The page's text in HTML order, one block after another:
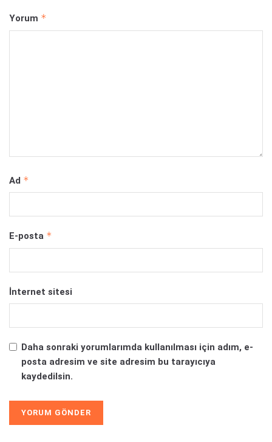
Yorum *
Ad *
E-posta *
İnternet sitesi
Daha sonraki yorumlarımda kullanılması için adım, e-
posta adresim ve site adresim bu tarayıcıya
kaydedilsin.